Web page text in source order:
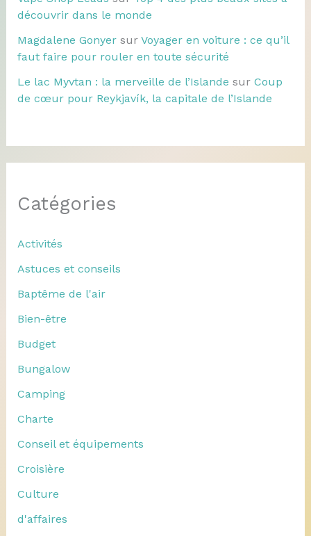
découvrir dans le monde
Magdalene Gonyersur Voyager en voiture : ce qu’il
faut faire pour rouler en toute sécurité
Le lac Myvtan : la merveille de l’Islande sur Coup
de cœur pour Reykjavík, la capitale de l’Islande
Catégories
Activités
Astuces et conseils
Baptême de l'air
Bien-être
Budget
Bungalow
Camping
Charte
Conseil et équipements
Croisière
Culture
d'affaires